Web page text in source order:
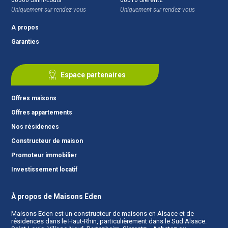
Uniquement sur rendez-vous
Uniquement sur rendez-vous
A propos
Garanties
Espace partenaires
Offres maisons
Offres appartements
Nos résidences
Constructeur de maison
Promoteur immobilier
Investissement locatif
À propos de Maisons Eden
Maisons Eden est un constructeur de maisons en Alsace et de
résidences dans le Haut-Rhin, particulièrement dans le Sud Alsace.